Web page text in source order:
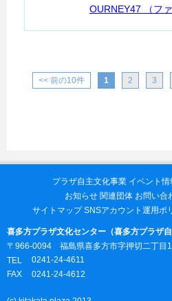
OURNEY47 （フ
<< 前の10件 1 2 3
プラザ自主文化事業 イベント情
お知らせ 関連団体 お問い合
サイトマップ SNSアカウント運用ポ
喜多方プラザ文化センター（喜多方プラザ
〒966-0094 福島県喜多方市字押切二丁目
TEL
0241-24-4611
FAX
0241-24-4612